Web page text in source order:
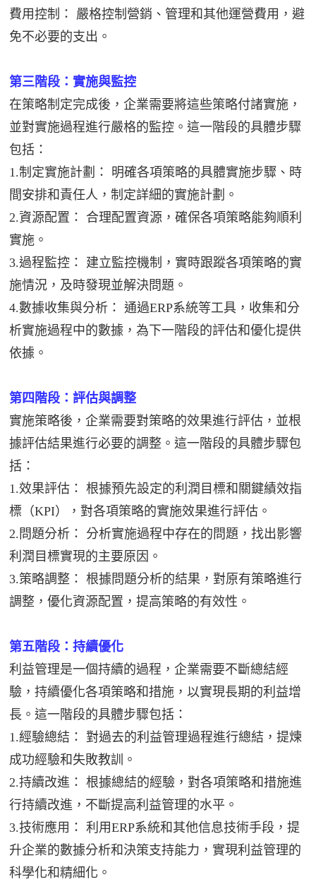
費用控制： 嚴格控制營銷、管理和其他運營費用，避
免不必要的支出。
第三階段：實施與監控
在策略制定完成後，企業需要將這些策略付諸實施，
並對實施過程進行嚴格的監控。這一階段的具體步驟
包括：
1.制定實施計劃： 明確各項策略的具體實施步驟、時
間安排和責任人，制定詳細的實施計劃。
2.資源配置： 合理配置資源，確保各項策略能夠順利
實施。
3.過程監控： 建立監控機制，實時跟蹤各項策略的實
施情況，及時發現並解決問題。
4.數據收集與分析： 通過ERP系統等工具，收集和分
析實施過程中的數據，為下一階段的評估和優化提供
依據。
第四階段：評估與調整
實施策略後，企業需要對策略的效果進行評估，並根
據評估結果進行必要的調整。這一階段的具體步驟包
括：
1.效果評估： 根據預先設定的利潤目標和關鍵績效指
標（KPI），對各項策略的實施效果進行評估。
2.問題分析： 分析實施過程中存在的問題，找出影響
利潤目標實現的主要原因。
3.策略調整： 根據問題分析的結果，對原有策略進行
調整，優化資源配置，提高策略的有效性。
第五階段：持續優化
利益管理是一個持續的過程，企業需要不斷總結經
驗，持續優化各項策略和措施，以實現長期的利益增
長。這一階段的具體步驟包括：
1.經驗總結： 對過去的利益管理過程進行總結，提煉
成功經驗和失敗教訓。
2.持續改進： 根據總結的經驗，對各項策略和措施進
行持續改進，不斷提高利益管理的水平。
3.技術應用： 利用ERP系統和其他信息技術手段，提
升企業的數據分析和決策支持能力，實現利益管理的
科學化和精細化。